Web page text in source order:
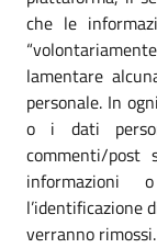
che le
lamentare
personale. In
o i dati
commenti/
informazioni
l’identificazione
verranno rimossi.